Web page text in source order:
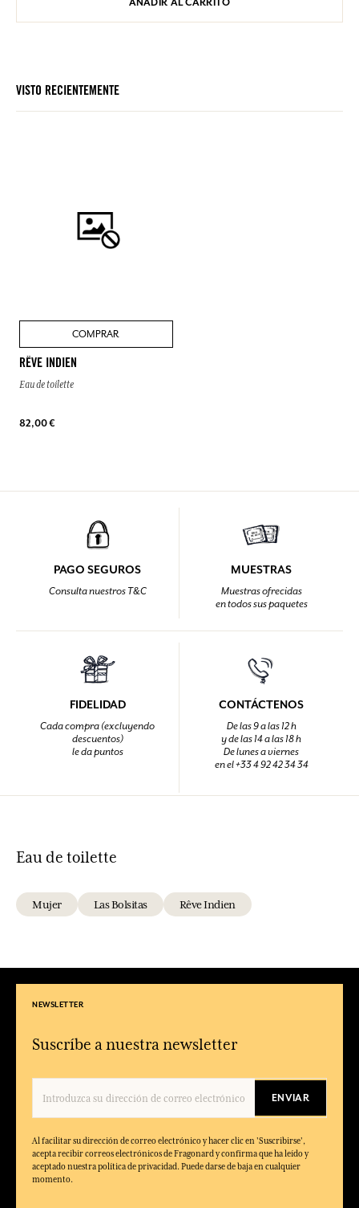
VISTO RECIENTEMENTE
COMPRAR
RÊVE INDIEN
Eau de toilette
82,00 €
PAGO SEGUROS
Consulta nuestros T&C
MUESTRAS
Muestras ofrecidas
en todos sus paquetes
FIDELIDAD
Cada compra (excluyendo
descuentos)
le da puntos
CONTÁCTENOS
De las 9 a las 12 h
y de las 14 a las 18 h
De lunes a viernes
en el +33 4 92 42 34 34
Eau de toilette
Mujer Las Bolsitas Rêve Indien
NEWSLETTER
Suscríbe a nuestra newsletter
ENVIAR
Al facilitar su dirección de correo electrónico y hacer clic en 'Suscribirse',
acepta recibir correos electrónicos de Fragonard y confirma que ha leído y
aceptado nuestra política de privacidad. Puede darse de baja en cualquier
momento.